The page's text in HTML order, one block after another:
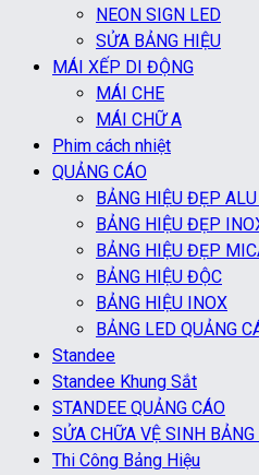
NEON SIGN LED
SỬA BẢNG HIỆU
MÁI XẾP DI ĐỘNG
MÁI CHE
MÁI CHỮ A
Phim cách nhiệt
QUẢNG CÁO
BẢNG HIỆU ĐẸP
BẢNG HIỆU ĐẸP
BẢNG HIỆU ĐẸP
BẢNG HIỆU ĐỘC
BẢNG HIỆU INOX
BẢNG LED QUẢNG
Standee
Standee Khung Sắt
STANDEE QUẢNG CÁO
SỬA CHỮA VỆ SINH BẢNG
Thi Công Bảng Hiệu